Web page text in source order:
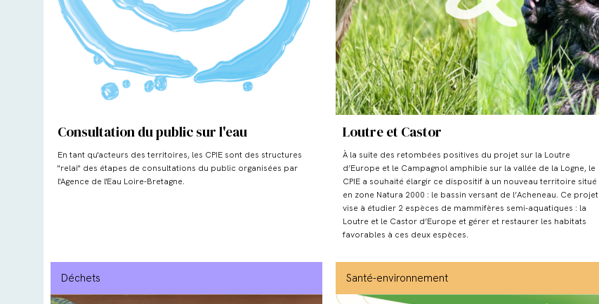
Consultation du public sur l'eau
En tant qu'acteurs des territoires, les CPIE sont des structures
"relai" des étapes de consultations du public organisées par
l'Agence de l'Eau Loire-Bretagne.
Loutre et Castor
À la suite des retombées positives du projet sur la Loutre
d’Europe et le Campagnol amphibie sur la vallée de la Logne, le
CPIE a souhaité élargir ce dispositif à un nouveau territoire situé
en zone Natura 2000 : le bassin versant de l’Acheneau. Ce projet
vise à étudier 2 espèces de mammifères semi-aquatiques : la
Loutre et le Castor d’Europe et gérer et restaurer les habitats
favorables à ces deux espèces.
Déchets Santé-environnement